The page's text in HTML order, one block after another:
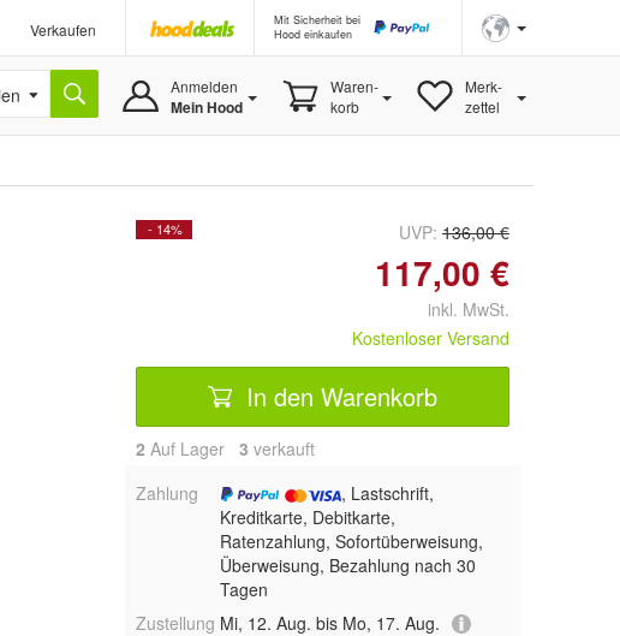
Verkaufen
Mit Sicherheit bei
Hood einkaufen
Anmelden
Mein Hood
Waren-
korb
Merk-
zettel
- 14% UVP: 136,00 €
117,00 €
inkl. MwSt.
Kostenloser Versand
In den Warenkorb
2 Auf Lager 3 verkauft
Zahlung
, Lastschrift,
Kreditkarte, Debitkarte,
Ratenzahlung, Sofortüberweisung,
Überweisung, Bezahlung nach 30
Tagen
Zustellung Mi, 12. Aug. bis Mo, 17. Aug.